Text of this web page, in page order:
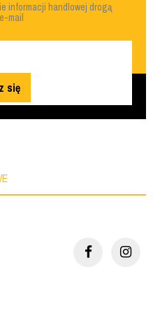
informacji handlowej drogą
mail
się